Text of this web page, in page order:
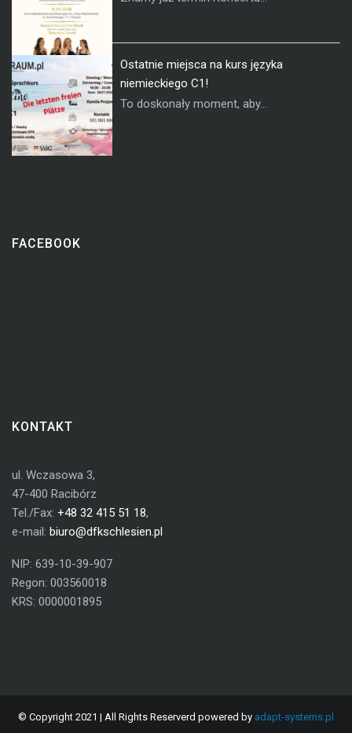
Ostatnie miejsca na kurs języka
niemieckiego C1!
To doskonały moment, aby...
FACEBOOK
KONTAKT
ul. Wczasowa 3,
47-400 Racibórz
Tel./Fax: +48 32 415 51 18,
e-mail: biuro@dfkschlesien.pl
NIP: 639-10-39-907
Regon: 003560018
KRS: 0000001895
© Copyright 2021 | All Rights Reserverd powered by adapt-systems.pl